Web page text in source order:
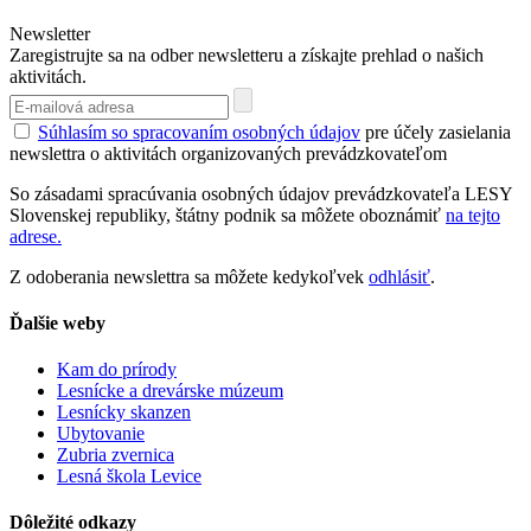
Newsletter
Zaregistrujte sa na odber newsletteru a získajte prehlad o našich
aktivitách.
Súhlasím so spracovaním osobných údajov pre účely zasielania
newslettra o aktivitách organizovaných prevádzkovateľom
So zásadami spracúvania osobných údajov prevádzkovateľa LESY
Slovenskej republiky, štátny podnik sa môžete oboznámiť na tejto
adrese.
Z odoberania newslettra sa môžete kedykoľvek odhlásiť.
Ďalšie weby
Kam do prírody
Lesnícke a drevárske múzeum
Lesnícky skanzen
Ubytovanie
Zubria zvernica
Lesná škola Levice
Dôležité odkazy